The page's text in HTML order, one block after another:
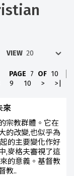
VIEW
PAGE 7 OF 10
9 10 > >|
來
宗教群體。它在
的改變,也似乎為
的主要變化作好
,麥格夫審視了這
的意義。基督教
教..